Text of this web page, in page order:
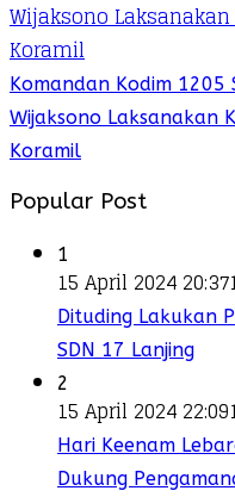
Komandan Kodim
Wijaksono Laksanakan
Koramil
Popular Post
1
15 April 2024 20:37
Dituding Lakukan
SDN 17 Lanjing
2
15 April 2024 22:09
Hari Keenam
Dukung